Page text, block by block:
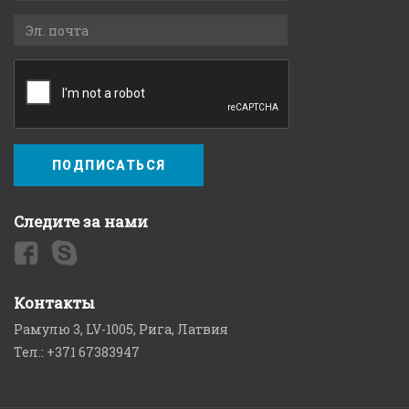
ПОДПИСАТЬСЯ
Следите за нами
Контакты
Рамулю 3, LV-1005, Рига, Латвия
Тел.: +371 67383947